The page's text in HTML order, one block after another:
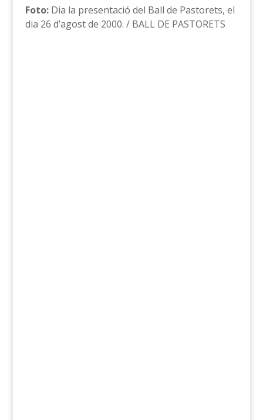
Foto:Dia la presentació del Ball de Pastorets, el
dia 26 d’agost de 2000. / BALL DE PASTORETS